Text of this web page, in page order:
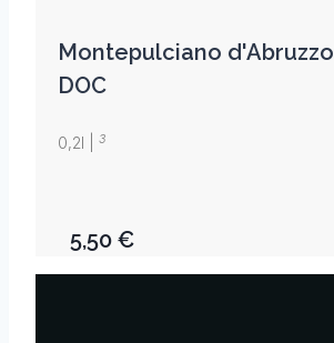
Montepulciano d'Abruzzo
DOC​
0,2l | 3
5,50 €